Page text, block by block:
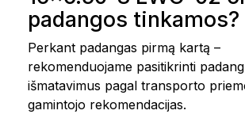
padangos tinkamos?
Perkant padangas pirmą kartą –
rekomenduojame pasitikrinti
išmatavimus pagal transporto
gamintojo rekomendacijas.